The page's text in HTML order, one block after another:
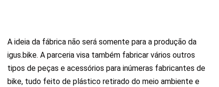
A ideia da fábrica não será somente para a produção da
igus.bike. A parceria visa também fabricar vários outros
tipos de peças e acessórios para inúmeras fabricantes de
bike, tudo feito de plástico retirado do meio ambiente e